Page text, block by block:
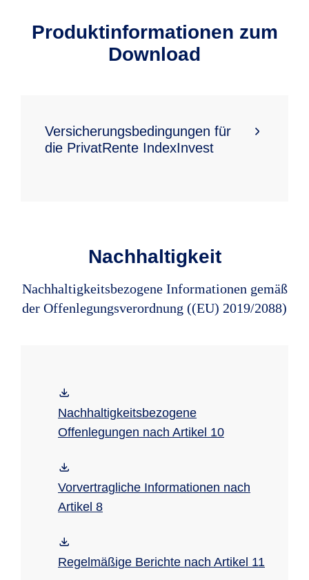
Produktinformationen zum
Download
Versicherungsbedingungen für
die PrivatRente IndexInvest
Nachhaltigkeit
Nachhaltigkeitsbezogene Informationen gemäß
der Offenlegungsverordnung ((EU) 2019/2088)
Nachhaltigkeitsbezogene
Offenlegungen nach Artikel 10
Vorvertragliche Informationen nach
Artikel 8
Regelmäßige Berichte nach Artikel 11